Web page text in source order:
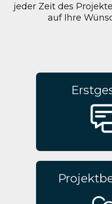
jeder Zeit des
auf Ihre